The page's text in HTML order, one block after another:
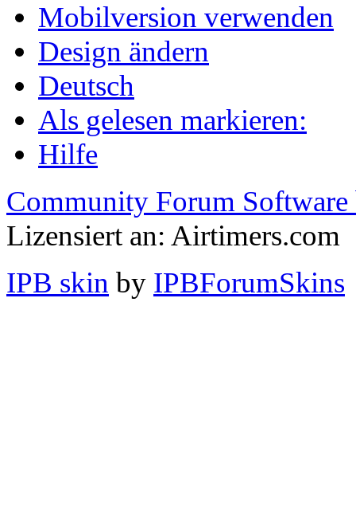
Mobilversion verwenden
Design ändern
Deutsch
Als gelesen markieren:
Hilfe
Community Forum Software
Lizensiert an: Airtimers.com
IPB skin by IPBForumSkins